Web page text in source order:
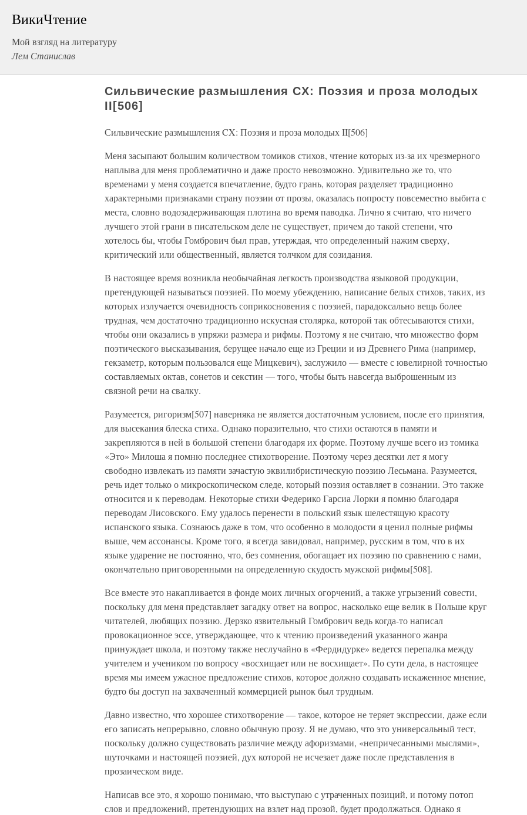
ВикиЧтение
Мой взгляд на литературу
Лем Станислав
Сильвические размышления CX: Поэзия и проза молодых
II[506]
Сильвические размышления CX: Поэзия и проза молодых II[506]
Меня засыпают большим количеством томиков стихов, чтение которых из-за их чрезмерного
наплыва для меня проблематично и даже просто невозможно. Удивительно же то, что
временами у меня создается впечатление, будто грань, которая разделяет традиционно
характерными признаками страну поэзии от прозы, оказалась попросту повсеместно выбита с
места, словно водозадерживающая плотина во время паводка. Лично я считаю, что ничего
лучшего этой грани в писательском деле не существует, причем до такой степени, что
хотелось бы, чтобы Гомбрович был прав, утерждая, что определенный нажим сверху,
критический или общественный, является толчком для созидания.
В настоящее время возникла необычайная легкость производства языковой продукции,
претендующей называться поэзией. По моему убеждению, написание белых стихов, таких, из
которых излучается очевидность соприкосновения с поэзией, парадоксально вещь более
трудная, чем достаточно традиционно искусная столярка, которой так обтесываются стихи,
чтобы они оказались в упряжи размера и рифмы. Поэтому я не считаю, что множество форм
поэтического высказывания, берущее начало еще из Греции и из Древнего Рима (например,
гекзаметр, которым пользовался еще Мицкевич), заслужило — вместе с ювелирной точностью
составляемых октав, сонетов и секстин — того, чтобы быть навсегда выброшенным из
связной речи на свалку.
Разумеется, ригоризм[507] наверняка не является достаточным условием, после его принятия,
для высекания блеска стиха. Однако поразительно, что стихи остаются в памяти и
закрепляются в ней в большой степени благодаря их форме. Поэтому лучше всего из томика
«Это» Милоша я помню последнее стихотворение. Поэтому через десятки лет я могу
свободно извлекать из памяти зачастую эквилибристическую поэзию Лесьмана. Разумеется,
речь идет только о микроскопическом следе, который поэзия оставляет в сознании. Это также
относится и к переводам. Некоторые стихи Федерико Гарсиа Лорки я помню благодаря
переводам Лисовского. Ему удалось перенести в польский язык шелестящую красоту
испанского языка. Сознаюсь даже в том, что особенно в молодости я ценил полные рифмы
выше, чем ассонансы. Кроме того, я всегда завидовал, например, русским в том, что в их
языке ударение не постоянно, что, без сомнения, обогащает их поэзию по сравнению с нами,
окончательно приговоренными на определенную скудость мужской рифмы[508].
Все вместе это накапливается в фонде моих личных огорчений, а также угрызений совести,
поскольку для меня представляет загадку ответ на вопрос, насколько еще велик в Польше круг
читателей, любящих поэзию. Дерзко язвительный Гомбрович ведь когда-то написал
провокационное эссе, утверждающее, что к чтению произведений указанного жанра
принуждает школа, и поэтому также неслучайно в «Фердидурке» ведется перепалка между
учителем и учеником по вопросу «восхищает или не восхищает». По сути дела, в настоящее
время мы имеем ужасное предложение стихов, которое должно создавать искаженное мнение,
будто бы доступ на захваченный коммерцией рынок был трудным.
Давно известно, что хорошее стихотворение — такое, которое не теряет экспрессии, даже если
его записать непрерывно, словно обычную прозу. Я не думаю, что это универсальный тест,
поскольку должно существовать различие между афоризмами, «непричесанными мыслями»,
шуточками и настоящей поэзией, дух которой не исчезает даже после представления в
прозаическом виде.
Написав все это, я хорошо понимаю, что выступаю с утраченных позиций, и потому потоп
слов и предложений, претендующих на взлет над прозой, будет продолжаться. Однако я